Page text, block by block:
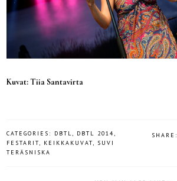
Kuvat: Tiia Santavirta
SHARE:
CATEGORIES: DBTL, DBTL 2014,
FESTARIT, KEIKKAKUVAT, SUVI
TERÄSNISKA